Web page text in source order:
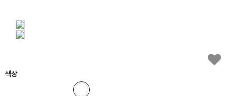
색상